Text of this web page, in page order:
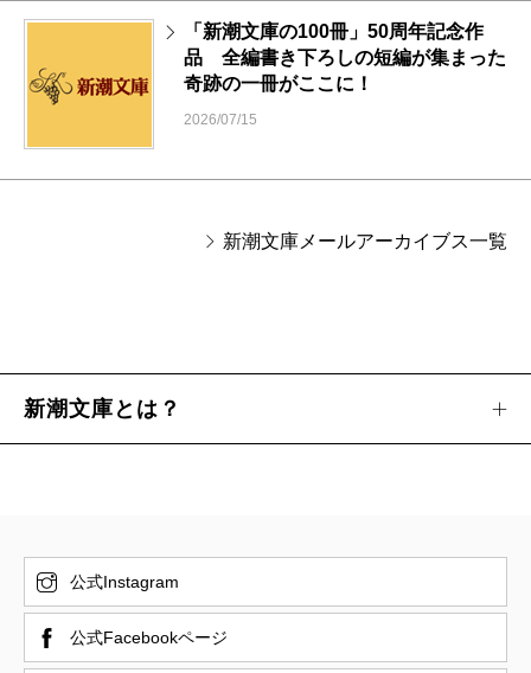
「新潮文庫の100冊」50周年記念作
品 全編書き下ろしの短編が集まった
奇跡の一冊がここに！
2026/07/15
新潮文庫メールアーカイブス一覧
新潮文庫とは？
公式Instagram
公式Facebookページ